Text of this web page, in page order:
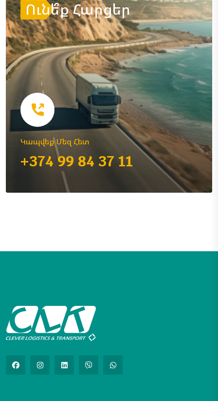
Ունե՞ք Հարցեր
Կապվեք Մեզ Հետ
+374 99 84 37 11